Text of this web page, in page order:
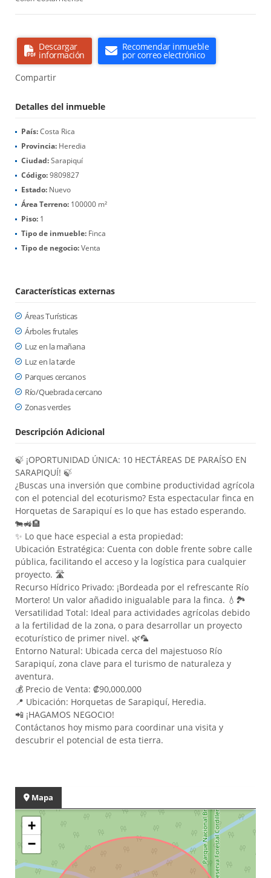
Descargar
información
Recomendar inmueble
por correo electrónico
Compartir
Detalles del inmueble
País:Costa Rica
Provincia: Heredia
Ciudad:Sarapiquí
Código:9809827
Estado: Nuevo
Área Terreno: 100000 m²
Piso: 1
Tipo de inmueble: Finca
Tipo de negocio:Venta
Características externas
Áreas Turísticas
Árboles frutales
Luz en la mañana
Luz en la tarde
Parques cercanos
Río/Quebrada cercano
Zonas verdes
Descripción Adicional
🍃 ¡OPORTUNIDAD ÚNICA: 10 HECTÁREAS DE PARAÍSO EN
SARAPIQUÍ! 🍃
¿Buscas una inversión que combine productividad agrícola
con el potencial del ecoturismo? Esta espectacular finca en
Horquetas de Sarapiquí es lo que has estado esperando.
🐄🚜🏨
✨ Lo que hace especial a esta propiedad:
Ubicación Estratégica: Cuenta con doble frente sobre calle
pública, facilitando el acceso y la logística para cualquier
proyecto. 🛣️
Recurso Hídrico Privado: ¡Bordeada por el refrescante Río
Mortero! Un valor añadido inigualable para la finca. 💧🏞️
Versatilidad Total: Ideal para actividades agrícolas debido
a la fertilidad de la zona, o para desarrollar un proyecto
ecoturístico de primer nivel. 🌿🦜
Entorno Natural: Ubicada cerca del majestuoso Río
Sarapiquí, zona clave para el turismo de naturaleza y
aventura.
💰 Precio de Venta: ₡90,000,000
📍 Ubicación: Horquetas de Sarapiquí, Heredia.
📲 ¡HAGAMOS NEGOCIO!
Contáctanos hoy mismo para coordinar una visita y
descubrir el potencial de esta tierra.
Mapa
+
−